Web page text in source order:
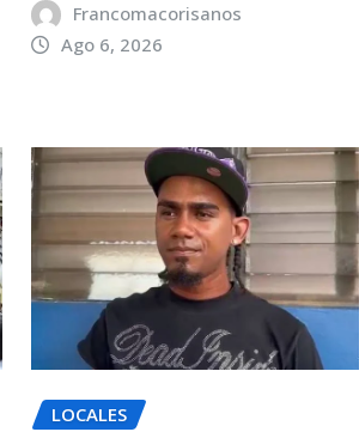
Francomacorisanos
Ago 6, 2026
LOCALES